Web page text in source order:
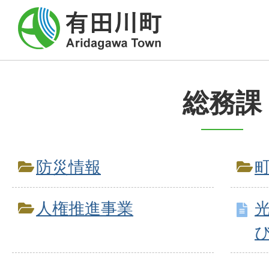
総務課
防災情報
人権推進事業